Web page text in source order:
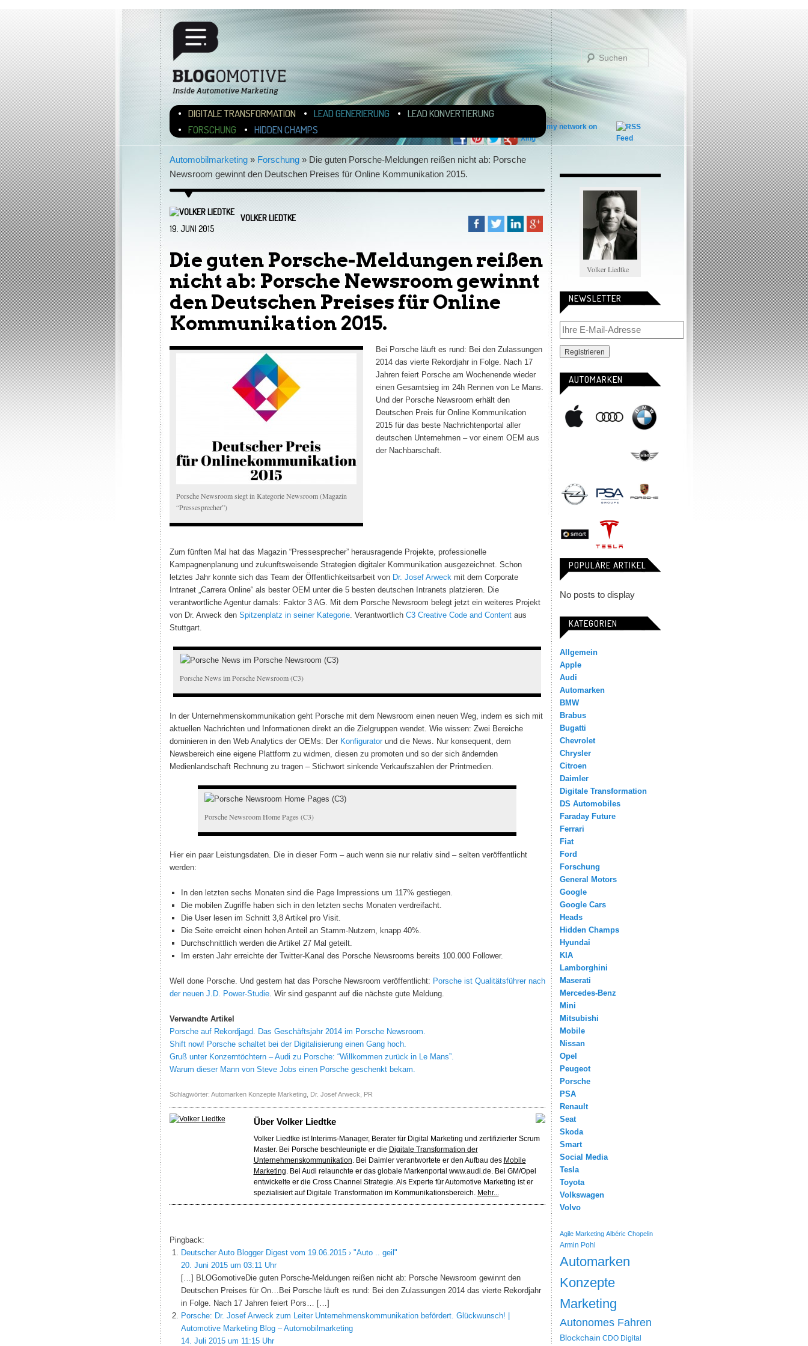
Hauptmenü
ZUM INHALT WECHSELN
ZUM SEKUNDÄREN INHALT WECHSELN
DIGITALE TRANSFORMATION LEAD GENERIERUNG
LEAD KONVERTIERUNG
FORSCHUNG
HIDDEN CHAMPS
FOLLOW BLOGOMOTIVE
Automobilmarketing» Forschung» Die guten Porsche-Meldungen reißen nicht ab: Porsche
Newsroom gewinnt den Deutschen Preises für Online Kommunikation 2015.
VOLKER LIEDTKE
19. JUNI 2015
Die guten Porsche-Meldungen reißen
nicht ab: Porsche Newsroom gewinnt
den Deutschen Preises für Online
Kommunikation 2015.
Porsche Newsroom siegt in Kategorie Newsroom (Magazin
“Pressesprecher”)
Bei Porsche läuft es rund: Bei den Zulassungen
2014 das vierte Rekordjahr in Folge. Nach 17
Jahren feiert Porsche am Wochenende wieder
einen Gesamtsieg im 24h Rennen von Le Mans.
Und der Porsche Newsroom erhält den
Deutschen Preis für Online Kommunikation
2015 für das beste Nachrichtenportal aller
deutschen Unternehmen – vor einem OEM aus
der Nachbarschaft.
Zum fünften Mal hat das Magazin “Pressesprecher” herausragende Projekte, professionelle
Kampagnenplanung und zukunftsweisende Strategien digitaler Kommunikation ausgezeichnet. Schon
letztes Jahr konnte sich das Team der Öffentlichkeitsarbeit von Dr. Josef Arweck mit dem Corporate
Intranet „Carrera Online“ als bester OEM unter die 5 besten deutschen Intranets platzieren. Die
verantwortliche Agentur damals: Faktor 3 AG. Mit dem Porsche Newsroom belegt jetzt ein weiteres Projekt
von Dr. Arweck den Spitzenplatz in seiner Kategorie. Verantwortlich C3 Creative Code and Contentaus
Stuttgart.
Porsche News im Porsche Newsroom (C3)
In der Unternehmenskommunikation geht Porsche mit dem Newsroom einen neuen Weg, indem es sich mit
aktuellen Nachrichten und Informationen direkt an die Zielgruppen wendet. Wie wissen: Zwei Bereiche
dominieren in den Web Analytics der OEMs: Der Konfiguratorund die News. Nur konsequent, dem
Newsbereich eine eigene Plattform zu widmen, diesen zu promoten und so der sich ändernden
Medienlandschaft Rechnung zu tragen – Stichwort sinkende Verkaufszahlen der Printmedien.
Porsche Newsroom Home Pages (C3)
Hier ein paar Leistungsdaten. Die in dieser Form – auch wenn sie nur relativ sind – selten veröffentlicht
werden:
In den letzten sechs Monaten sind die Page Impressions um 117% gestiegen.
Die mobilen Zugriffe haben sich in den letzten sechs Monaten verdreifacht.
Die User lesen im Schnitt 3,8 Artikel pro Visit.
Die Seite erreicht einen hohen Anteil an Stamm-Nutzern, knapp 40%.
Durchschnittlich werden die Artikel 27 Mal geteilt.
Im ersten Jahr erreichte der Twitter-Kanal des Porsche Newsrooms bereits 100.000 Follower.
Well done Porsche. Und gestern hat das Porsche Newsroom veröffentlicht: Porsche ist Qualitätsführer nach
der neuen J.D. Power-Studie. Wir sind gespannt auf die nächste gute Meldung.
Verwandte Artikel
Porsche auf Rekordjagd. Das Geschäftsjahr 2014 im Porsche Newsroom.
Shift now! Porsche schaltet bei der Digitalisierung einen Gang hoch.
Gruß unter Konzerntöchtern – Audi zu Porsche: “Willkommen zurück in Le Mans”.
Warum dieser Mann von Steve Jobs einen Porsche geschenkt bekam.
Schlagwörter: Automarken Konzepte Marketing, Dr. Josef Arweck PR
Über Volker Liedtke
Volker Liedtke ist Interims-Manager, Berater für Digital Marketing und zertifizierter Scrum
Master. Bei Porsche beschleunigte er die Digitale Transformation der
Unternehmenskommunikation . Bei Daimler verantwortete er den Aufbau des Mobile
Marketing . Bei Audi relaunchte er das globale Markenportal www.audi.de. Bei GM/Opel
entwickelte er die Cross Channel Strategie. Als Experte für Automotive Marketing ist er
spezialisiert auf Digitale Transformation im Kommunikationsbereich. Mehr...
Pingback:
Deutscher Auto Blogger Digest vom 19.06.2015 › "Auto .. geil"
20. Juni 2015 um 03:11 Uhr
[…] BLOGomotiveDie guten Porsche-Meldungen reißen nicht ab: Porsche Newsroom gewinnt den
Deutschen Preises für On…Bei Porsche läuft es rund: Bei den Zulassungen 2014 das vierte Rekordjahr
in Folge. Nach 17 Jahren feiert Pors… […]
Porsche: Dr. Josef Arweck zum Leiter Unternehmenskommunikation befördert. Glückwunsch! |
Automotive Marketing Blog – Automobilmarketing
14. Juli 2015 um 11:15 Uhr
Volker Liedtke
NEWSLETTER
AUTOMARKEN
POPULÄRE ARTIKEL
No posts to display
KATEGORIEN
Allgemein
Apple
Audi
Automarken
BMW
Brabus
Bugatti
Chevrolet
Chrysler
Citroen
Daimler
Digitale Transformation
DS Automobiles
Faraday Future
Ferrari
Fiat
Ford
Forschung
General Motors
Google
Google Cars
Heads
Hidden Champs
Hyundai
KIA
Lamborghini
Maserati
Mercedes-Benz
Mini
Mitsubishi
Mobile
Nissan
Opel
Peugeot
Porsche
PSA
Renault
Seat
Skoda
Smart
Social Media
Tesla
Toyota
Volkswagen
Volvo
Agile Marketing Albéric Chopelin
Armin Pohl
Automarken
Konzepte
Marketing
Autonomes Fahren
Blockchain CDO Digital